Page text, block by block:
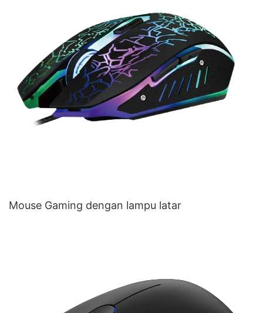
Mouse Gaming dengan lampu latar